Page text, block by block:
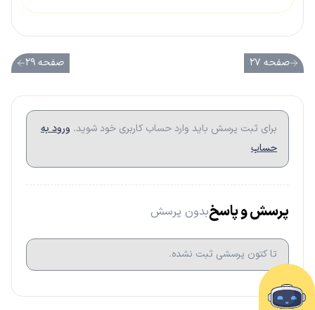
صفحه ۲۷ صفحه ۲۹
برای ثبت پرسش باید وارد حساب کاربری خود شوید. ورود به
حساب
پرسش و پاسخبدون پرسش
تا کتون پرسشی ثبت نشده.